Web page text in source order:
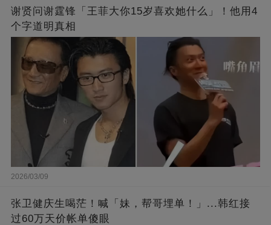
谢贤问谢霆锋「王菲大你15岁喜欢她什么」！他用4
个字道明真相
2026/03/09
张卫健庆生喝茫！喊「妹，帮哥埋单！」...韩红接
过60万天价帐单傻眼